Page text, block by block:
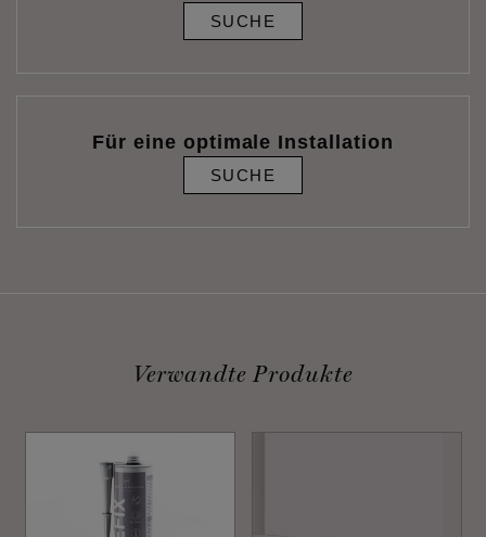
SUCHE
Für eine optimale Installation
SUCHE
Verwandte Produkte